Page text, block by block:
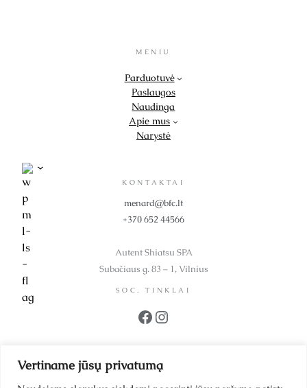
Vertiname jūsų privatumą
MENIU
Parduotuvė
Paslaugos
Naudinga
Apie mus
Narystė
KONTAKTAI
menard@bfc.lt
+370 652 44566
Autent Shiatsu SPA
Subačiaus g. 83 – 1, Vilnius
SOC. TINKLAI
Facebook Instagram
UAB BFC Kosmetika
Įmonės kodas 302299942